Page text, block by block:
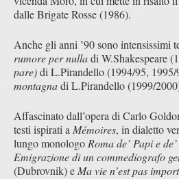
dalle Brigate Rosse (1986).
Anche gli anni ’90 sono intensissimi
rumore per nulladi W.Shakespeare
pare)di L.Pirandello (1994/95, 1995/
montagnadi L.Pirandello (1999/
Affascinato dall’opera di Carlo
testi ispirati a Mémoires, in dialetto
lungo monologo Roma de’ Papi e
Emigrazione di un commediografo
(Dubrovnik) e Ma vie n’est pas